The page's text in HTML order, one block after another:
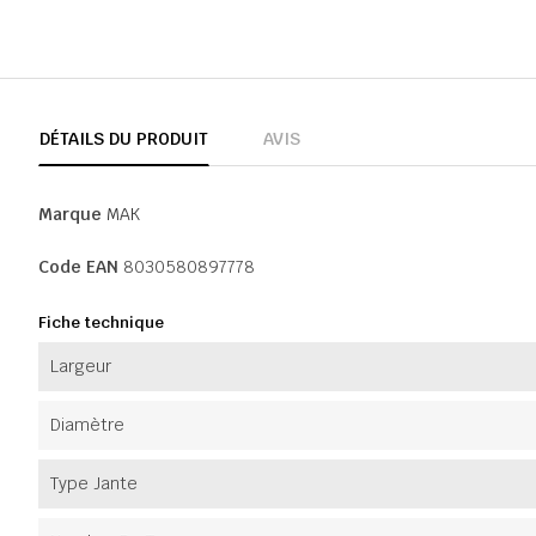
DÉTAILS DU PRODUIT AVIS
Marque MAK
Code EAN 8030580897778
Fiche technique
Largeur
Diamètre
Type Jante